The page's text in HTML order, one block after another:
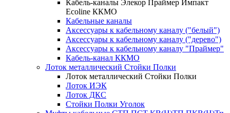
Кабель-каналы Элекор Праймер Импакт
Ecoline ККМО
Кабельные каналы
Аксессуары к кабельному каналу ("белый")
Аксессуары к кабельному каналу ("дерево")
Аксессуары к кабельному каналу "Праймер"
Кабель-канал ККМО
Лоток металлический Стойки Полки
Лоток металлический Стойки Полки
Лоток ИЭК
Лоток ДКС
Стойки Полки Уголок